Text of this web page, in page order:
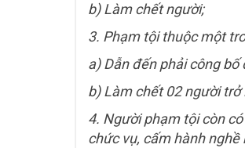
b) Làm chết người;
3. Phạm tội thuộc một
a) Dẫn đến phải công
b) Làm chết 02 người trở
4. Người phạm tội còn
chức vụ, cấm hành